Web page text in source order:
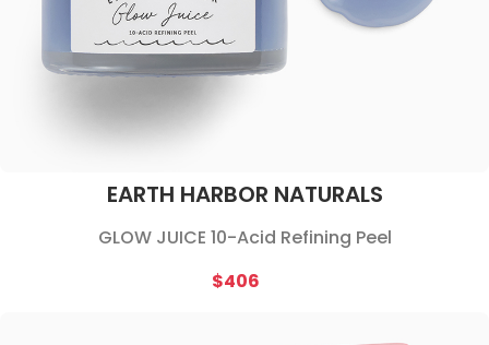
EARTH HARBOR NATURALS
GLOW JUICE 10-Acid Refining Peel
$406